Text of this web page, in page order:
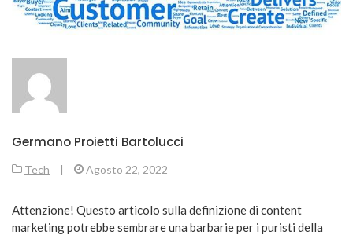
Germano Proietti Bartolucci
Tech | Agosto 22, 2022
Attenzione! Questo articolo sulla definizione di content
marketing potrebbe sembrare una barbarie per i puristi della